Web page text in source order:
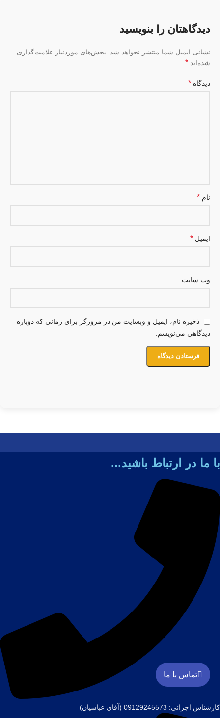
دیدگاهتان را بنویسید
نشانی ایمیل شما منتشر نخواهد شد.
بخش‌های موردنیاز علامت‌گذاری
شده‌اند *
دیدگاه *
نام *
ایمیل *
وب‌ سایت
ذخیره نام، ایمیل و وبسایت من در مرورگر برای زمانی که دوباره
دیدگاهی می‌نویسم.
با ما در ارتباط باشید...
کارشناس اجرائی: 09129245573 (آقای عباسیان)
تماس با ما